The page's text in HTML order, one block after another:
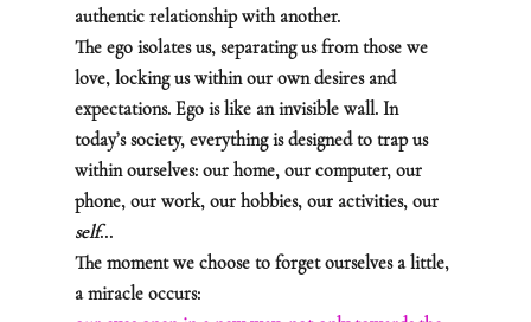
authentic relationship with another.
The ego isolates us, separating us from those we
love, locking us within our own desires and
expectations. Ego is like an invisible wall. In
today’s society, everything is designed to trap us
within ourselves: our home, our computer, our
phone, our work, our hobbies, our activities, our
self...
The moment we choose to forget ourselves a little,
a miracle occurs: